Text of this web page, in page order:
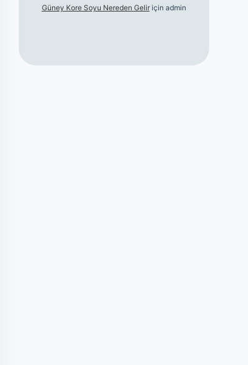
Güney Kore Soyu Nereden Geliriçin admin